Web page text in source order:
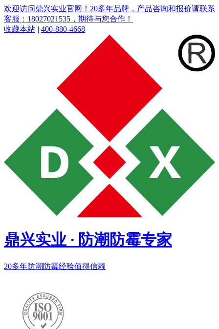
欢迎访问鼎兴实业官网！20多年品牌，产品咨询和报价请联系
客服：18027021535，期待与您合作！
收藏本站 | 400-880-4668
鼎兴实业 · 防潮防霉专家
20多年防潮防霉经验值得信赖